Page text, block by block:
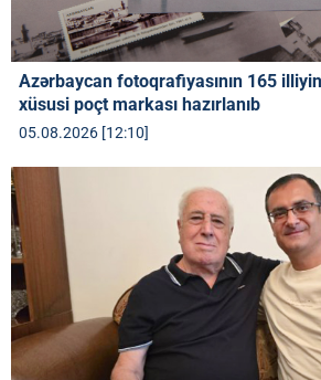
Azərbaycan fotoqrafiyasının 165
xüsusi poçt markası hazırlanıb
05.08.2026 [12:10]